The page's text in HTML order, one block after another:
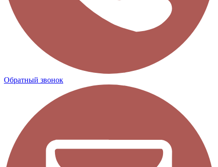
Обратный звонок